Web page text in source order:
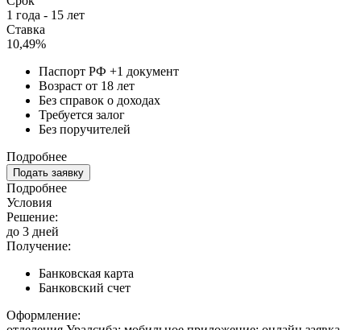
1 года - 15 лет
Ставка
10,49%
Паспорт РФ +1 документ
Возраст от 18 лет
Без справок о доходах
Требуется залог
Без поручителей
Подробнее
Подать заявку
Подробнее
Условия
Решение:
до 3 дней
Получение:
Банковская карта
Банковский счет
Оформление: